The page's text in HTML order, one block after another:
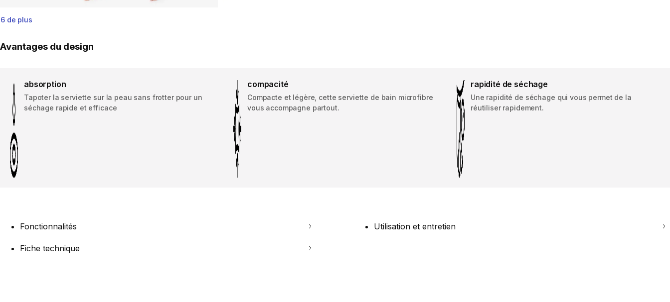
6 de plus
Avantages du design
absorption
Tapoter la serviette sur la peau sans frotter pour un
séchage rapide et efficace
compacité
Compacte et légère, cette serviette de bain microfibre
vous accompagne partout.
rapidité de séchage
Une rapidité de séchage qui vous permet de la
réutiliser rapidement.
Fonctionnalités Utilisation et entretien
Fiche technique